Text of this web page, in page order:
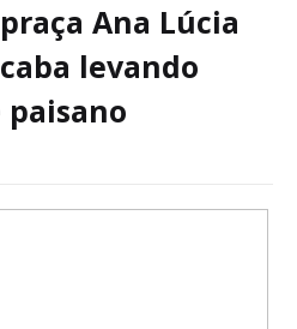
Ana Lúcia
levando